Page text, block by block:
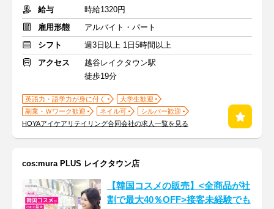
給与
時給1320円
雇用形態
アルバイト・パート
シフト
週3日以上 1日5時間以上
アクセス
越谷レイクタウン駅
徒歩19分
英語力・語学力が身に付く
大学生歓迎
副業・Ｗワーク歓迎
ネイル可
シルバー歓迎
HOYAアイケアリテイリング合同会社の求人一覧を見る
cos:mura PLUS レイクタウン店
【韓国コスメの販売】<全商品が社
割で最大40％OFF>接客未経験でも